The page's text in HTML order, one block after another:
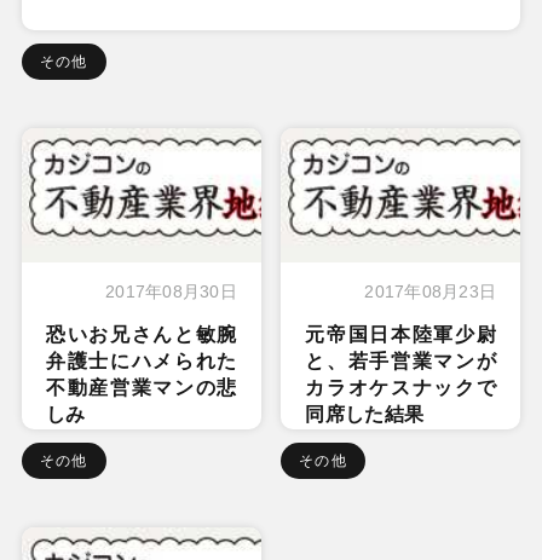
その他
2017年08月30日
恐いお兄さんと敏腕
弁護士にハメられた
不動産営業マンの悲
しみ
その他
2017年08月23日
元帝国日本陸軍少尉
と、若手営業マンが
カラオケスナックで
同席した結果
その他